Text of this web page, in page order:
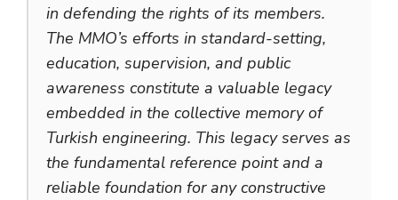
in defending the rights of its members.
The MMO’s efforts in standard-setting,
education, supervision, and public
awareness constitute a valuable legacy
embedded in the collective memory of
Turkish engineering. This legacy serves as
the fundamental reference point and a
reliable foundation for any constructive